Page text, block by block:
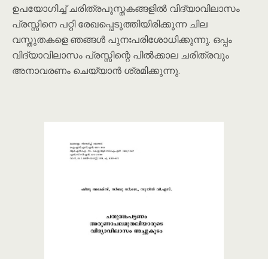
ഉപയോഗിച്ച് ചരിത്രപുസ്തകങ്ങളിൽ വിദ്യാവിലാസം
പ്രസ്സിനെ പറ്റി രേഖപ്പെടുത്തിയിരിക്കുന്ന ചില
വസ്തുതകളെ ഞങ്ങൾ പുനഃപരിശോധിക്കുന്നു. ഒപ്പം
വിദ്യാവിലാസം പ്രസ്സിന്റെ പിൽക്കാല ചരിത്രവും
അനാവരണം ചെയ്യാൻ ശ്രമിക്കുന്നു.